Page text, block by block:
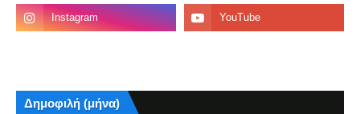
Δημοφιλή (μήνα)